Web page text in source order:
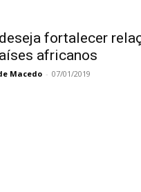
fortalecer
africanos
Macedo - 07/01/2019